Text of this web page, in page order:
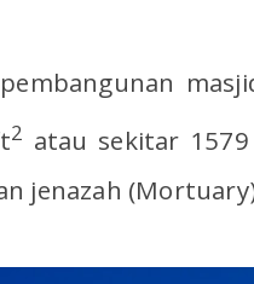
2 atau sekitar
jenazah